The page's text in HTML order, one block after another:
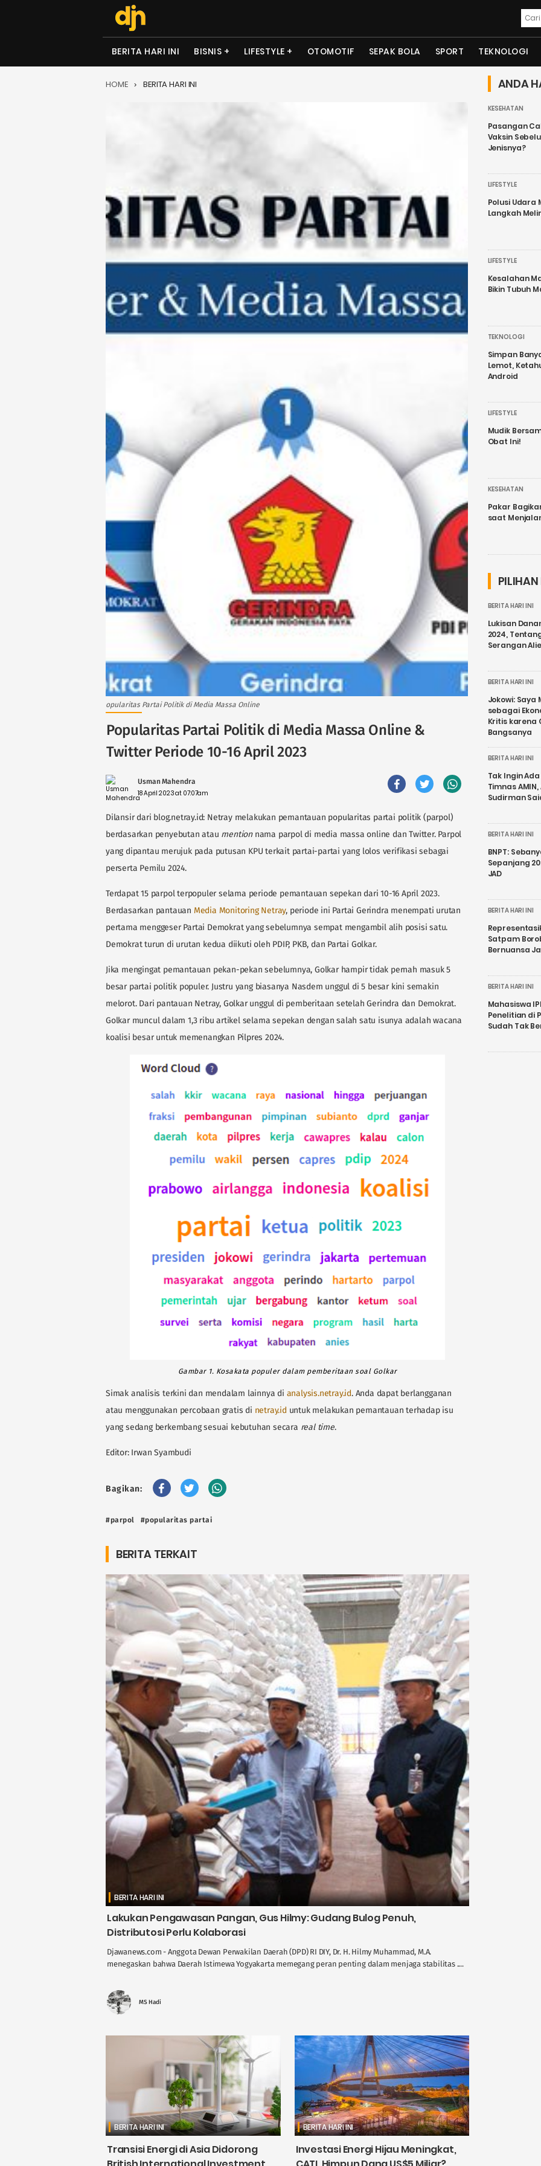
BERITA HARI INI BISNIS LIFESTYLE OTOMOTIF SEPAK BOLA SPORT TEKNOLOGI
HOME BERITA HARI INI
opularitas Partai Politik di Media Massa Online
Popularitas Partai Politik di Media Massa Online &
Twitter Periode 10-16 April 2023
Usman Mahendra
18 April 2023 at 07:07am
Dilansir dari blog.netray.id: Netray melakukan pemantauan popularitas partai politik (parpol)
berdasarkan penyebutan atau mentionnama parpol di media massa online dan Twitter. Parpol
yang dipantau merujuk pada putusan KPU terkait partai-partai yang lolos verifikasi sebagai
perserta Pemilu 2024.
Terdapat 15 parpol terpopuler selama periode pemantauan sepekan dari 10-16 April 2023.
Berdasarkan pantauan Media Monitoring Netray, periode ini Partai Gerindra menempati urutan
pertama menggeser Partai Demokrat yang sebelumnya sempat mengambil alih posisi satu.
Demokrat turun di urutan kedua diikuti oleh PDIP, PKB, dan Partai Golkar.
Jika mengingat pemantauan pekan-pekan sebelumnya, Golkar hampir tidak pernah masuk 5
besar partai politik populer. Justru yang biasanya Nasdem unggul di 5 besar kini semakin
melorot. Dari pantauan Netray, Golkar unggul di pemberitaan setelah Gerindra dan Demokrat.
Golkar muncul dalam 1,3 ribu artikel selama sepekan dengan salah satu isunya adalah wacana
koalisi besar untuk memenangkan Pilpres 2024.
Gambar 1. Kosakata populer dalam pemberitaan soal Golkar
Simak analisis terkini dan mendalam lainnya di analysis.netray.id. Anda dapat berlangganan
atau menggunakan percobaan gratis di netray.id untuk melakukan pemantauan terhadap isu
yang sedang berkembang sesuai kebutuhan secara real time.
Editor: Irwan Syambudi
Bagikan:
#parpol #popularitas partai
BERITA TERKAIT
BERITA HARI INI
Lakukan Pengawasan Pangan, Gus Hilmy: Gudang Bulog Penuh,
Distributosi Perlu Kolaborasi
Djawanews.com - Anggota Dewan Perwakilan Daerah (DPD) RI DIY, Dr. H. Hilmy Muhammad, M.A.
menegaskan bahwa Daerah Istimewa Yogyakarta memegang peran penting dalam menjaga stabilitas ....
MS Hadi
BERITA HARI INI
Transisi Energi di Asia Didorong
BERITA HARI INI
Investasi Energi Hijau Meningkat,
ANDA
KESEHATAN
Pasangan
Vaksin
Jenisnya?
LIFESTYLE
Polusi Udara
Langkah
LIFESTYLE
Kesalahan
Bikin Tubuh
TEKNOLOGI
Simpan
Lemot,
Android
LIFESTYLE
Mudik
Obat Ini!
KESEHATAN
Pakar
saat
PILIHAN
BERITA HARI INI
Lukisan
2024,
Serangan
BERITA HARI INI
Jokowi: Saya
sebagai
Kritis karena
Bangsanya
BERITA HARI INI
Tak Ingin
Timnas
Sudirman
BERITA HARI INI
BNPT:
Sepanjang
JAD
BERITA HARI INI
Satpam
Bernuansa
BERITA HARI INI
Mahasiswa
Penelitian di
Sudah Tak